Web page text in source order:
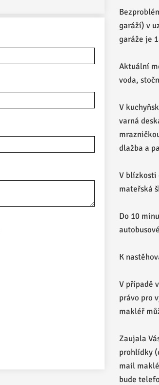
garáží) v
garáže je
Aktuální
voda,
V
varná
dlažba a
V blízkosti
mateřská
Do 10
K
V případě
právo pro
makléř
Zaujala
prohlídky
mail
bude